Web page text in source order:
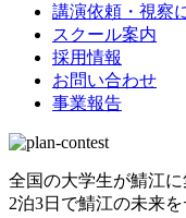
講演依頼・視察
スクール案内
採用情報
お問い合わせ
事業報告
全国の大学生が鯖江に
2泊3日で鯖江の未来